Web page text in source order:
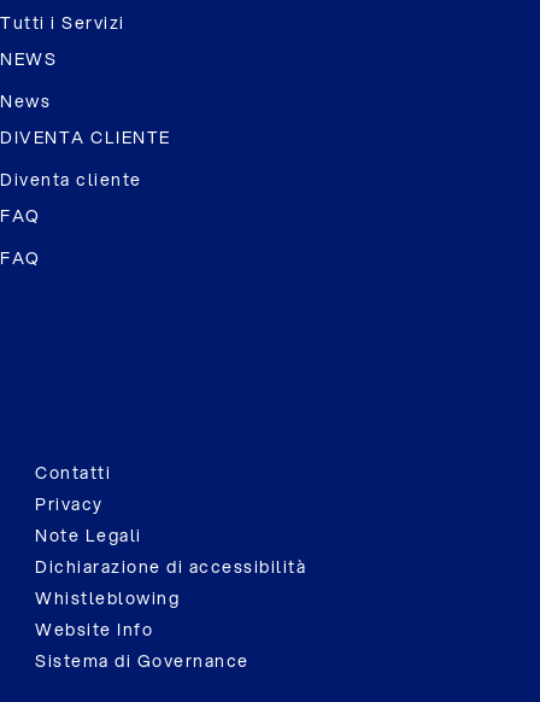
Tutti i Servizi
NEWS
News
DIVENTA CLIENTE
Diventa cliente
FAQ
FAQ
Contatti
Privacy
Note Legali
Dichiarazione di accessibilità
Whistleblowing
Website Info
Sistema di Governance